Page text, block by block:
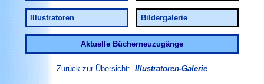
Illustratoren Bildergalerie
Aktuelle Bücherneuzugänge
Zurück zur Übersicht: Illustratoren-Galerie